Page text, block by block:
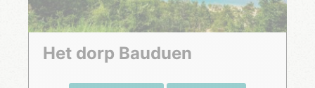
Het dorp Bauduen